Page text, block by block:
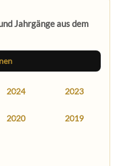
Jahrgänge aus dem
2024 2023
2020 2019